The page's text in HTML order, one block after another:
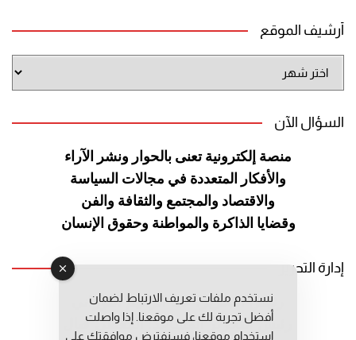
أرشيف الموقع
الموقع
السؤال الآن
منصة إلكترونية تعنى بالحوار ونشر الآراء
والأفكار المتعددة في مجالات السياسة
والاقتصاد والمجتمع والثقافة والفن
وقضايا الذاكرة والمواطنة وحقوق الإنسان
إدارة التحرير
رئيس التحرير: عبد الرحيم التوراني
رئيس التحرير المساعد: المعطي قبال
نستخدم ملفات تعريف الارتباط لضمان
أفضل تجربة لك على موقعنا. إذا واصلت
استخدام موقعنا، فسنفترض موافقتك على